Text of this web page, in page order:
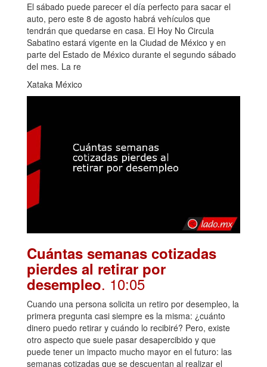
El sábado puede parecer el día perfecto para sacar el
auto, pero este 8 de agosto habrá vehículos que
tendrán que quedarse en casa. El Hoy No Circula
Sabatino estará vigente en la Ciudad de México y en
parte del Estado de México durante el segundo sábado
del mes. La re
Xataka México
Cuántas semanas cotizadas
pierdes al retirar por
desempleo. 10:05
Cuando una persona solicita un retiro por desempleo, la
primera pregunta casi siempre es la misma: ¿cuánto
dinero puedo retirar y cuándo lo recibiré? Pero, existe
otro aspecto que suele pasar desapercibido y que
puede tener un impacto mucho mayor en el futuro: las
semanas cotizadas que se descuentan al realizar el